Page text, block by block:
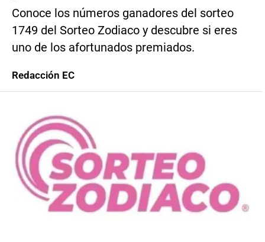
Conoce los números ganadores del sorteo
1749 del Sorteo Zodiaco y descubre si eres
uno de los afortunados premiados.
Redacción EC